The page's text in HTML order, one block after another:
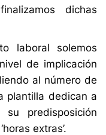
dichas
laboral solemos
de implicación
al número de
plantilla dedican a
predisposición
extras’.